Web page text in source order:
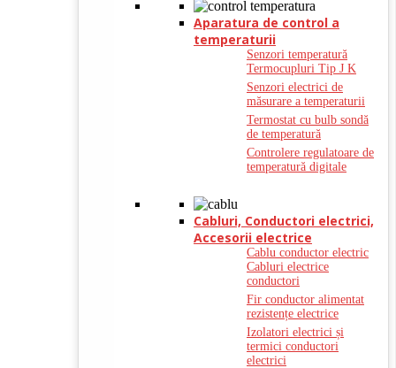
Aparatura de control a
temperaturii
Senzori temperatură
Termocupluri Tip J K
Senzori electrici de
măsurare a temperaturii
Termostat cu bulb sondă
de temperatură
Controlere regulatoare de
temperatură digitale
Cabluri, Conductori electrici,
Accesorii electrice
Cablu conductor electric
Cabluri electrice
conductori
Fir conductor alimentat
rezistențe electrice
Izolatori electrici și
termici conductori
electrici